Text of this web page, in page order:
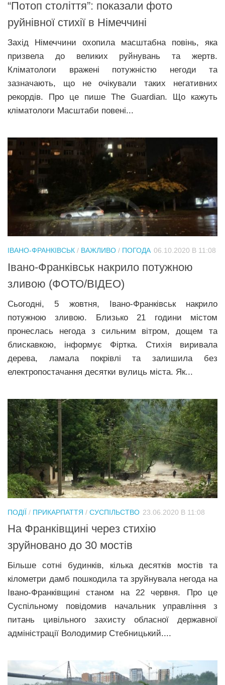
“Потоп століття”: показали фото
руйнівної стихії в Німеччині
Захід Німеччини охопила масштабна повінь, яка
призвела до великих руйнувань та жертв.
Кліматологи вражені потужністю негоди та
зазначають, що не очікували таких негативних
рекордів. Про це пише The Guardian. Що кажуть
кліматологи Масштаби повені...
ІВАНО-ФРАНКІВСЬК / ВАЖЛИВО / ПОГОДА 06.10.2020 В 11:08
Івано-Франківськ накрило потужною
зливою (ФОТО/ВІДЕО)
Сьогодні, 5 жовтня, Івано-Франківськ накрило
потужною зливою. Близько 21 години містом
пронеслась негода з сильним вітром, дощем та
блискавкою, інформує Фіртка. Стихія виривала
дерева, ламала покрівлі та залишила без
електропостачання десятки вулиць міста. Як...
ПОДІЇ / ПРИКАРПАТТЯ / СУСПІЛЬСТВО 23.06.2020 В 11:08
На Франківщині через стихію
зруйновано до 30 мостів
Більше сотні будинків, кілька десятків мостів та
кілометри дамб пошкодила та зруйнувала негода на
Івано-Франківщині станом на 22 червня. Про це
Суспільному повідомив начальник управління з
питань цивільного захисту обласної державної
адміністрації Володимир Стебницький....